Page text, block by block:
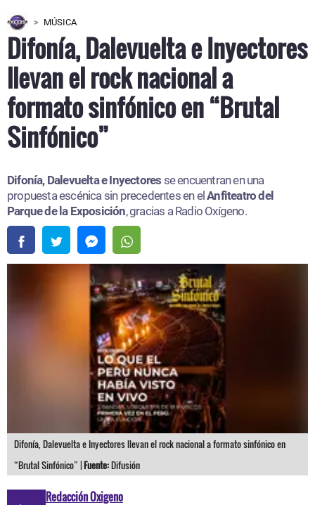
MÚSICA
Difonía, Dalevuelta e Inyectores
llevan el rock nacional a
formato sinfónico en “Brutal
Sinfónico”
Difonía, Dalevuelta e Inyectores se encuentran en una
propuesta escénica sin precedentes en elAnfiteatro del
Parque de la Exposición, gracias a Radio Oxígeno.
Difonía, Dalevuelta e Inyectores llevan el rock nacional a formato sinfónico en
“Brutal Sinfónico” |Fuente:Difusión
Redacción Oxigeno